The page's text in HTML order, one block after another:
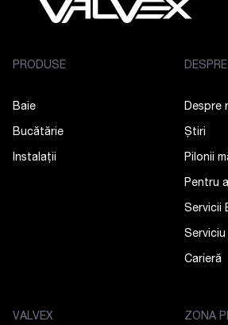
PRODUSE
Baie
Bucătărie
Instalații
Despre
Știri
Pilonii
Pentru
Servicii
Serviciu
Carieră
VALVEX ZONA